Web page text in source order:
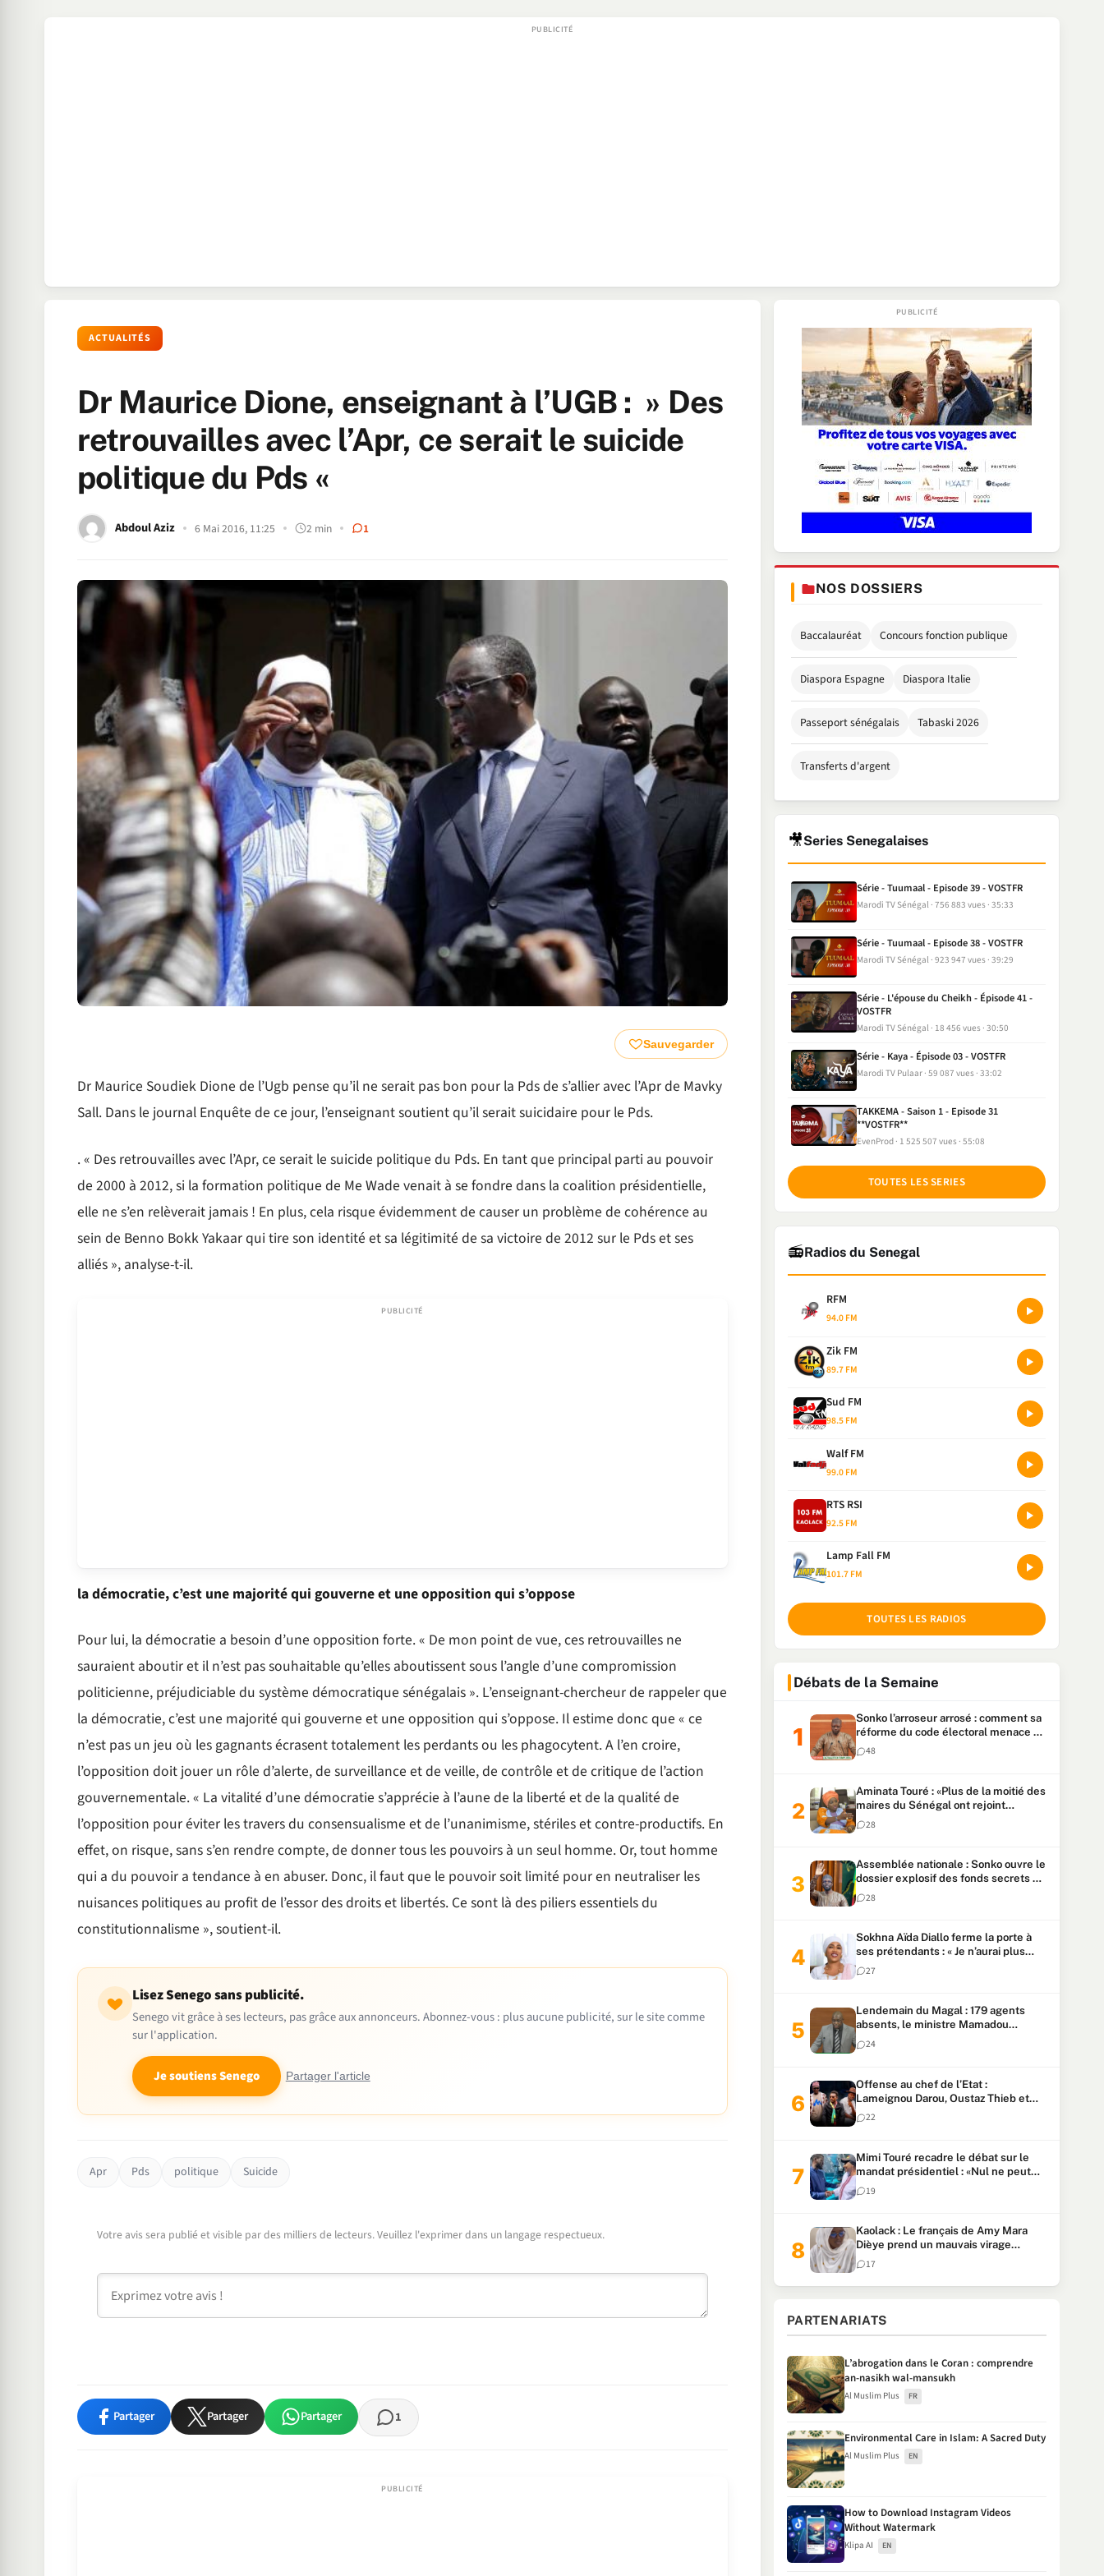
ACTUALITÉS
Dr Maurice Dione, enseignant à l’UGB : » Des
retrouvailles avec l’Apr, ce serait le suicide
politique du Pds «
Abdoul Aziz 6 Mai 2016, 11:25 2 min 1
Sauvegarder
Dr Maurice Soudiek Dione de l’Ugb pense qu’il ne serait pas bon pour la Pds de s’allier avec l’Apr de Mavky
Sall. Dans le journal Enquête de ce jour, l’enseignant soutient qu’il serait suicidaire pour le Pds.
. « Des retrouvailles avec l’Apr, ce serait le suicide politique du Pds. En tant que principal parti au pouvoir
de 2000 à 2012, si la formation politique de Me Wade venait à se fondre dans la coalition présidentielle,
elle ne s’en relèverait jamais ! En plus, cela risque évidemment de causer un problème de cohérence au
sein de Benno Bokk Yakaar qui tire son identité et sa légitimité de sa victoire de 2012 sur le Pds et ses
alliés », analyse-t-il.
la démocratie, c’est une majorité qui gouverne et une opposition qui s’oppose
Pour lui, la démocratie a besoin d’une opposition forte. « De mon point de vue, ces retrouvailles ne
sauraient aboutir et il n’est pas souhaitable qu’elles aboutissent sous l’angle d’une compromission
politicienne, préjudiciable du système démocratique sénégalais ». L’enseignant-chercheur de rappeler que
la démocratie, c’est une majorité qui gouverne et une opposition qui s’oppose. Il estime donc que « ce
n’est pas un jeu où les gagnants écrasent totalement les perdants ou les phagocytent. A l’en croire,
l’opposition doit jouer un rôle d’alerte, de surveillance et de veille, de contrôle et de critique de l’action
gouvernementale. « La vitalité d’une démocratie s’apprécie à l’aune de la liberté et de la qualité de
l’opposition pour éviter les travers du consensualisme et de l’unanimisme, stériles et contre-productifs. En
effet, on risque, sans s’en rendre compte, de donner tous les pouvoirs à un seul homme. Or, tout homme
qui a du pouvoir a tendance à en abuser. Donc, il faut que le pouvoir soit limité pour en neutraliser les
nuisances politiques au profit de l’essor des droits et libertés. Ce sont là des piliers essentiels du
constitutionnalisme », soutient-il.
Lisez Senego sans publicité.
Senego vit grâce à ses lecteurs, pas grâce aux annonceurs. Abonnez-vous : plus aucune publicité, sur le site comme
sur l'application.
Je soutiens Senego Partager l'article
Apr Pds politique Suicide
Votre avis sera publié et visible par des milliers de lecteurs. Veuillez l'exprimer dans un langage respectueux.
Partager Partager Partager 1
NOS DOSSIERS
Baccalauréat Concours fonction publique
Diaspora Espagne Diaspora Italie
Passeport sénégalais Tabaski 2026
Transferts d'argent
🎥Series Senegalaises
Série - Tuumaal - Episode 39 - VOSTFR
Marodi TV Sénégal 756 883 vues 35:33
Série - Tuumaal - Episode 38 - VOSTFR
Marodi TV Sénégal 923 947 vues 39:29
Série - L'épouse du Cheikh - Épisode 41 -
VOSTFR
Marodi TV Sénégal 18 456 vues 30:50
Série - Kaya - Épisode 03 - VOSTFR
Marodi TV Pulaar 59 087 vues 33:02
TAKKEMA - Saison 1 - Episode 31
**VOSTFR**
EvenProd 1 525 507 vues 55:08
TOUTES LES SERIES
📻Radios du Senegal
RFM
94.0 FM
Zik FM
89.7 FM
Sud FM
98.5 FM
Walf FM
99.0 FM
RTS RSI
92.5 FM
Lamp Fall FM
101.7 FM
TOUTES LES RADIOS
Débats de la Semaine
Sonko l’arroseur arrosé : comment sa
réforme du code électoral menace sa
candidature
48
Aminata Touré : «Plus de la moitié des
maires du Sénégal ont rejoint
Kiiraay»
28
Assemblée nationale : Sonko ouvre le
dossier explosif des fonds secrets et
du patrimoine présidentiel
28
Sokhna Aïda Diallo ferme la porte à
ses prétendants : « Je n’aurai plus
jamais un autre mari »
27
Lendemain du Magal : 179 agents
absents, le ministre Mamadou
Lamine Dianté exige des explications
24
Offense au chef de l’Etat :
Lameignou Darou, Oustaz Thieb et
Ndiaye Touba lourdement
condamnés
22
Mimi Touré recadre le débat sur le
mandat présidentiel : «Nul ne peut
faire plus de deux mandats
consécutifs de 5 ans»
19
Kaolack : Le français de Amy Mara
Dièye prend un mauvais virage
(Vidéo)
17
PARTENARIATS
L’abrogation dans le Coran : comprendre
an-nasikh wal-mansukh
Al Muslim Plus FR
Environmental Care in Islam: A Sacred Duty
Al Muslim Plus EN
How to Download Instagram Videos
Without Watermark
Klipa AI EN